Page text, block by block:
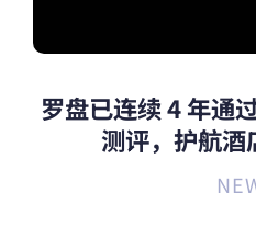
罗盘已连续 4 年通
测评，护航酒